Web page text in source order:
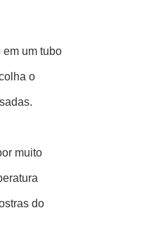
um tubo
o
muito
do